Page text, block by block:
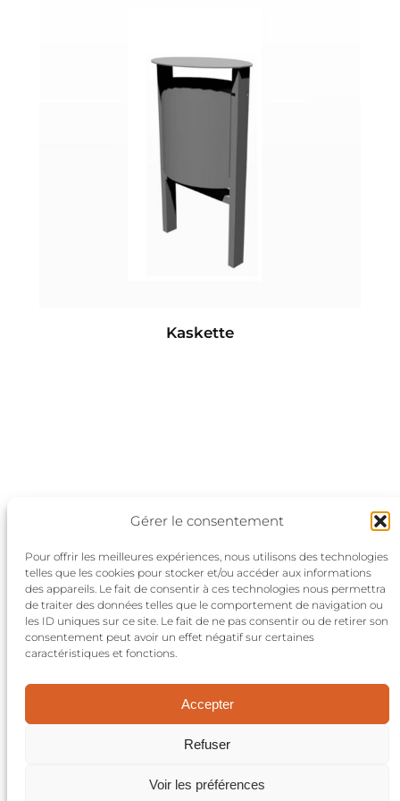
Gérer le consentement
Pour offrir les meilleures expériences, nous utilisons des technologies
telles que les cookies pour stocker et/ou accéder aux informations
des appareils. Le fait de consentir à ces technologies nous permettra
de traiter des données telles que le comportement de navigation ou
les ID uniques sur ce site. Le fait de ne pas consentir ou de retirer son
consentement peut avoir un effet négatif sur certaines
caractéristiques et fonctions.
Accepter
Refuser
Voir les préférences
Kaskette
Politique de confidentialité
Nous contacter
©2024 Aktuels